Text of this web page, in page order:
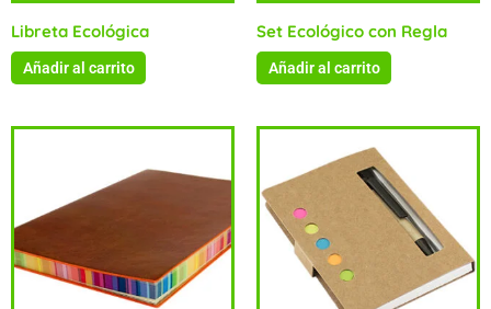
Libreta Ecológica
Añadir al carrito
Set Ecológico con Regla
Añadir al carrito